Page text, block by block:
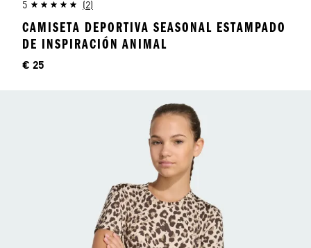
5 (2)
CAMISETA DEPORTIVA SEASONAL ESTAMPADO
DE INSPIRACIÓN ANIMAL
Precio
€ 25